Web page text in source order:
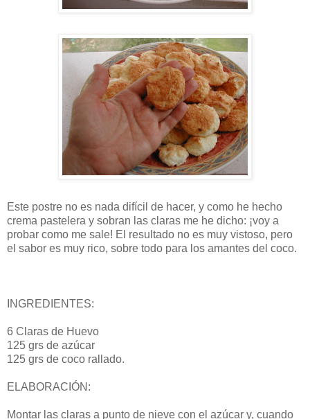
Este postre no es nada difícil de hacer, y como he hecho
crema pastelera y sobran las claras me he dicho: ¡voy a
probar como me sale! El resultado no es muy vistoso, pero
el sabor es muy rico, sobre todo para los amantes del coco.
INGREDIENTES:
6 Claras de Huevo
125 grs de azúcar
125 grs de coco rallado.
ELABORACIÓN:
Montar las claras a punto de nieve con el azúcar y, cuando